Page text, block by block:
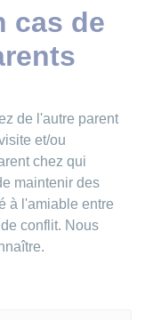
cas de
de l'autre parent
et/ou
chez qui
maintenir des
à l'amiable entre
conflit. Nous